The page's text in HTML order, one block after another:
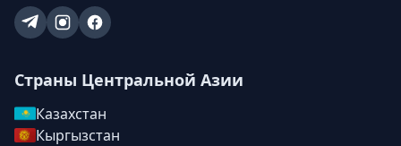
Страны Центральной Азии
Казахстан
Кыргызстан